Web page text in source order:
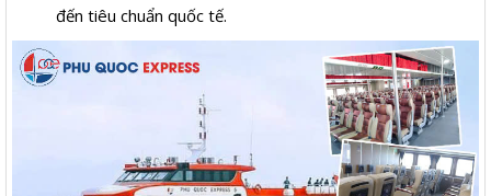
đến tiêu chuẩn quốc tế.